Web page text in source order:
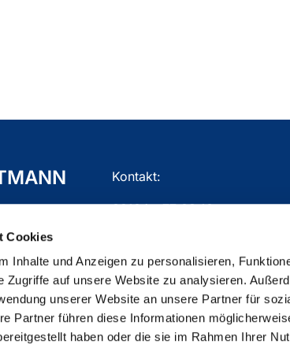
Cookies
Inhalte und Anzeigen zu personalisieren,
Zugriffe auf unsere Website zu analysieren.
unserer Website an unsere Partner für
Partner führen diese Informationen
haben oder die sie im Rahmen Ihrer
Kontakt:
02104 - 77 03 10
ChurchDesk-Login